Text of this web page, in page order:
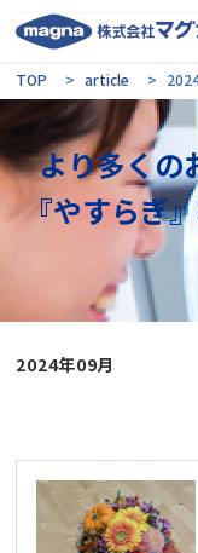
TOP article
より多くの
『やすらぎ
2024年09月